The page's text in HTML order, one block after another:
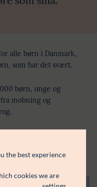
alle børn i Danmark,
som har det svært.
børn, unge og
mobning og
med udviklingen af
til at uddanne
the best experience
cookies we are